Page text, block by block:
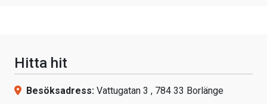
Hitta hit
Besöksadress: Vattugatan 3 , 784 33 Borlänge